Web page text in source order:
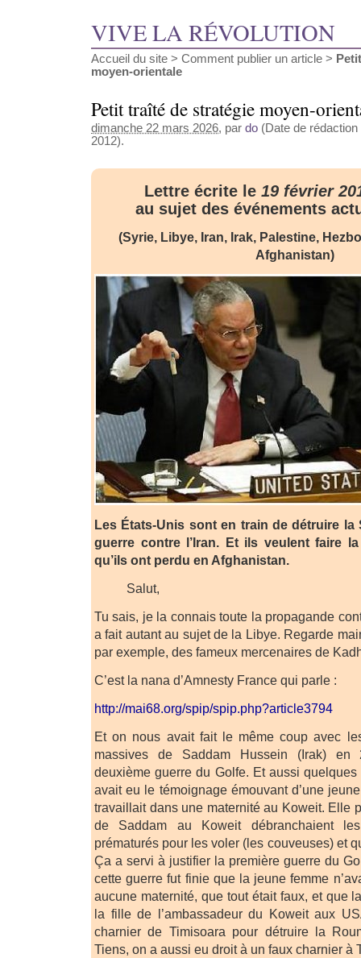
VIVE LA RÉVOLUTION
Accueil du site > Comment publier un article >
moyen-orientale
Petit traîté de stratégie moyen-
dimanche 22 mars 2026, par do (Date de
2012).
Lettre écrite le19 février
au sujet des événements
(Syrie, Libye, Iran, Irak, Palestine,
Afghanistan)
Les États-Unis sont en train de détruire la
guerre contre l’Iran. Et ils veulent faire
qu’ils ont perdu en Afghanistan.
Salut,
Tu sais, je la connais toute la propagande
a fait autant au sujet de la Libye. Regarde
par exemple, des fameux mercenaires de
C’est la nana d’Amnesty France qui parle :
http://mai68.org/spip/spip.php?article3794
Et on nous avait fait le même coup avec
massives de Saddam Hussein (Irak)
deuxième guerre du Golfe. Et aussi
avait eu le témoignage émouvant d’une
travaillait dans une maternité au Koweit. Elle
de Saddam au Koweit débranchaient
prématurés pour les voler (les couveuses) et
Ça a servi à justifier la première guerre du
cette guerre fut finie que la jeune femme
aucune maternité, que tout était faux, et que
la fille de l’ambassadeur du Koweit aux
charnier de Timisoara pour détruire la
Tiens, on a aussi eu droit à un faux charnier à